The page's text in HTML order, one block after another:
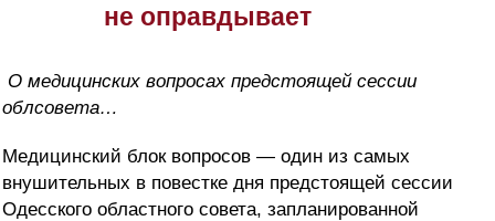
не оправдывает
О медицинских вопросах предстоящей сессии
облсовета…
Медицинский блок вопросов — один из самых
внушительных в повестке дня предстоящей сессии
Одесского областного совета, запланированной